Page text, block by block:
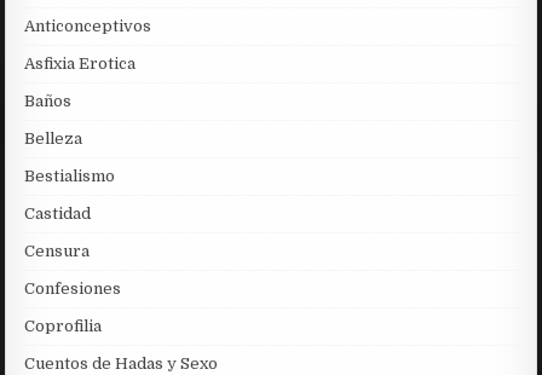
Anticonceptivos
Asfixia Erotica
Baños
Belleza
Bestialismo
Castidad
Censura
Confesiones
Coprofilia
Cuentos de Hadas y Sexo